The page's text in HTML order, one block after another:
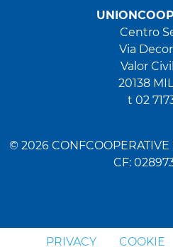
Centro
Via
Valor
20138
t 02
© 2026
CF:
PRIVACY COOKIE